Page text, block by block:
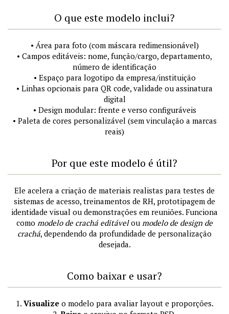
O que este modelo inclui?
• Área para foto (com máscara redimensionável)
• Campos editáveis: nome, função/cargo, departamento,
número de identificação
• Espaço para logotipo da empresa/instituição
• Linhas opcionais para QR code, validade ou assinatura
digital
• Design modular: frente e verso configuráveis
• Paleta de cores personalizável (sem vinculação a marcas
reais)
Por que este modelo é útil?
Ele acelera a criação de materiais realistas para testes de
sistemas de acesso, treinamentos de RH, prototipagem de
identidade visual ou demonstrações em reuniões. Funciona
como modelo de crachá editávelou modelo de design de
crachá, dependendo da profundidade de personalização
desejada.
Como baixar e usar?
1. Visualize o modelo para avaliar layout e proporções.